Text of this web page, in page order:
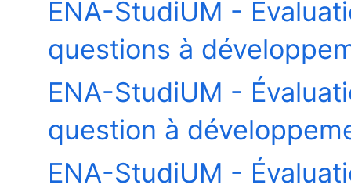
ENA-StudiUM -
questions à
ENA-StudiUM -
question à
ENA-StudiUM -